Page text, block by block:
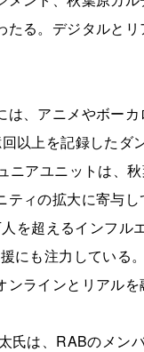
たる。デジタルと
は、アニメやボー
以上を記録した
ニアユニットは、
ティの拡大に寄与
を超えるインフル
にも注力している
ンラインとリアル
氏は、RABのメン